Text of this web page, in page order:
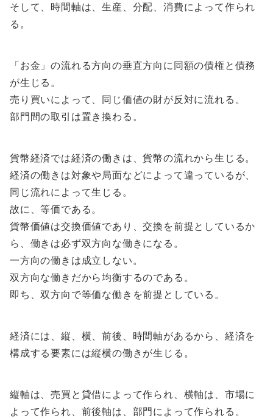
そして、時間軸は、生産、分配、消費によって作られ
る。
「お金」の流れる方向の垂直方向に同額の債権と債務
が生じる。
売り買いによって、同じ価値の財が反対に流れる。
部門間の取引は置き換わる。
貨幣経済では経済の働きは、貨幣の流れから生じる。
経済の働きは対象や局面などによって違っているが、
同じ流れによって生じる。
故に、等価である。
貨幣価値は交換価値であり、交換を前提としているか
ら、働きは必ず双方向な働きになる。
一方向の働きは成立しない。
双方向な働きだから均衡するのである。
即ち、双方向で等価な働きを前提としている。
経済には、縦、横、前後、時間軸があるから、経済を
構成する要素には縦横の働きが生じる。
縦軸は、売買と貸借によって作られ、横軸は、市場に
よって作られ、前後軸は、部門によって作られる。